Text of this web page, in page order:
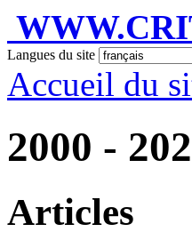
Langues du site
Accueil du
2000 -
Articles